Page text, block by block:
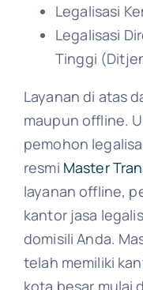
Legalisasi
Legalisasi
Tinggi
Layanan di atas
maupun offline.
pemohon
resmi Master
layanan offline,
kantor jasa
domisili Anda.
telah memiliki
kota besar mulai